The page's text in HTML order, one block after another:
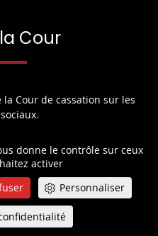
donne le contrôle sur ceux
activer
Personnaliser
la Cour
la Cour de cassation sur les
Share
on
LinkedIn
on